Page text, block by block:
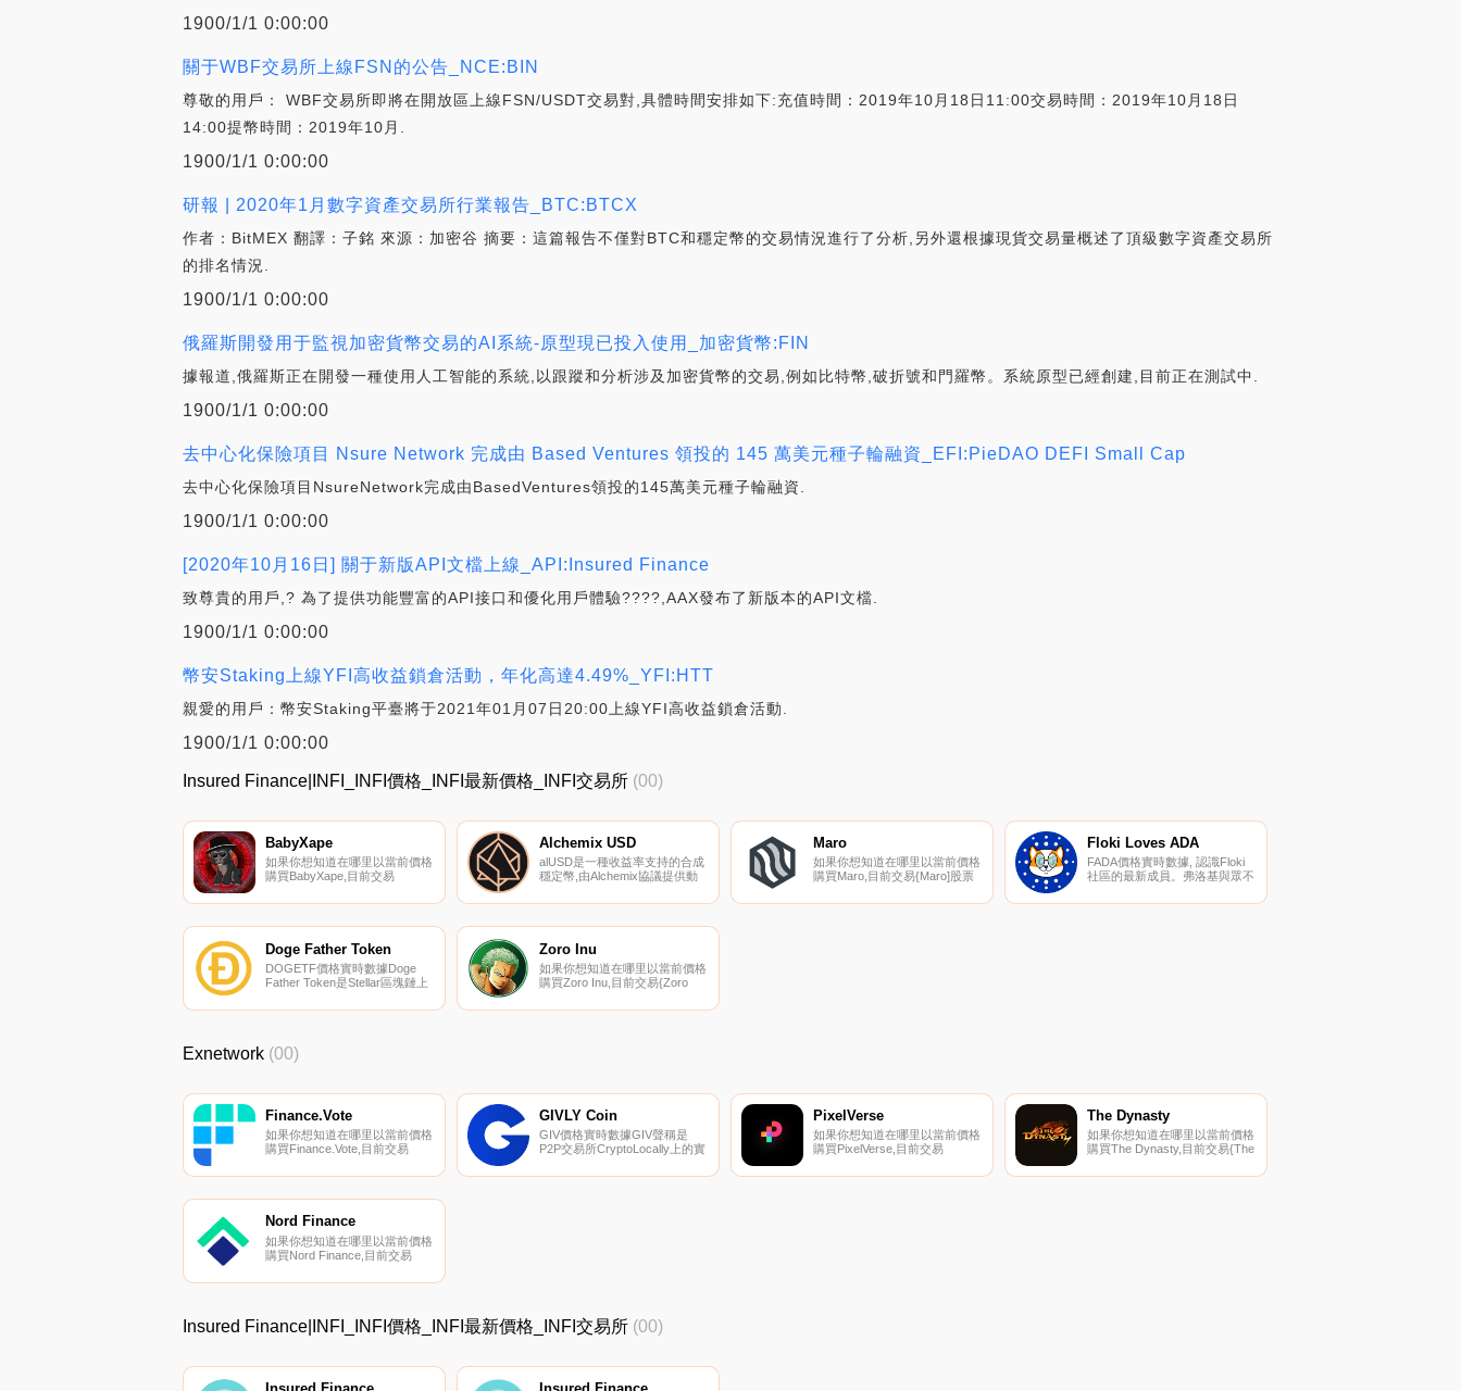
1900/1/1 0:00:00
關于WBF交易所上線FSN的公告_NCE:BIN
尊敬的用戶： WBF交易所即將在開放區上線FSN/USDT交易對,具體時間安排如下:充值時間：2019年10月18日11:00交易時間：2019年10月18日
14:00提幣時間：2019年10月.
1900/1/1 0:00:00
研報 | 2020年1月數字資產交易所行業報告_BTC:BTCX
作者：BitMEX 翻譯：子銘 來源：加密谷 摘要：這篇報告不僅對BTC和穩定幣的交易情況進行了分析,另外還根據現貨交易量概述了頂級數字資產交易所
的排名情況.
1900/1/1 0:00:00
俄羅斯開發用于監視加密貨幣交易的AI系統-原型現已投入使用_加密貨幣:FIN
據報道,俄羅斯正在開發一種使用人工智能的系統,以跟蹤和分析涉及加密貨幣的交易,例如比特幣,破折號和門羅幣。系統原型已經創建,目前正在測試中.
1900/1/1 0:00:00
去中心化保險項目 Nsure Network 完成由 Based Ventures 領投的 145 萬美元種子輪融資_EFI:PieDAO DEFI Small Cap
去中心化保險項目NsureNetwork完成由BasedVentures領投的145萬美元種子輪融資.
1900/1/1 0:00:00
[2020年10月16日] 關于新版API文檔上線_API:Insured Finance
致尊貴的用戶,? 為了提供功能豐富的API接口和優化用戶體驗????,AAX發布了新版本的API文檔.
1900/1/1 0:00:00
幣安Staking上線YFI高收益鎖倉活動，年化高達4.49%_YFI:HTT
親愛的用戶：幣安Staking平臺將于2021年01月07日20:00上線YFI高收益鎖倉活動.
1900/1/1 0:00:00
Insured Finance|INFI_INFI價格_INFI最新價格_INFI交易所 (00)
BabyXape
如果你想知道在哪里以當前價格
購買BabyXape,目前交易
幣交易所是DODO（BSC）。您
是X List和Solidity Educate的原
生紅利代幣.
Alchemix USD
alUSD是一種收益率支持的合成
穩定幣,由Alchemix協議提供動
Maro
如果你想知道在哪里以當前價格
購買Maro,目前交易{Maro]股票
UpMAROt。您可以在我們的加
Floki Loves ADA
FADA價格實時數據, 認識Floki
社區的最新成員。弗洛基與眾不
為他建立在兩個智能平臺上
Doge Father Token
DOGETF價格實時數據Doge
Father Token是Stellar區塊鏈上
以接近零的交易費用發送有趣的
小額支付交易。發送提示.
Zoro Inu
如果你想知道在哪里以當前價格
購買Zoro Inu,目前交易{Zoro
是CoinTiger和
Exnetwork (00)
Finance.Vote
如果你想知道在哪里以當前價格
購買Finance.Vote,目前交易
貨幣交易所是Uniswap（V2）。
Finance.vote是DeFi的共識層.
GIVLY Coin
GIV價格實時數據GIV聲稱是
P2P交易所CryptoLocally上的實
買折扣和交易優惠.
PixelVerse
如果你想知道在哪里以當前價格
購買PixelVerse,目前交易
幣交易所是Gate.io、MEXC和
The Dynasty
如果你想知道在哪里以當前價格
購買The Dynasty,目前交易{The
易所是PancakeSwap（V2）。
Nord Finance
如果你想知道在哪里以當前價格
購買Nord Finance,目前交易
貨幣交易所是KuCoin、
的加密貨幣交易所頁面上找到其
Insured Finance|INFI_INFI價格_INFI最新價格_INFI交易所 (00)